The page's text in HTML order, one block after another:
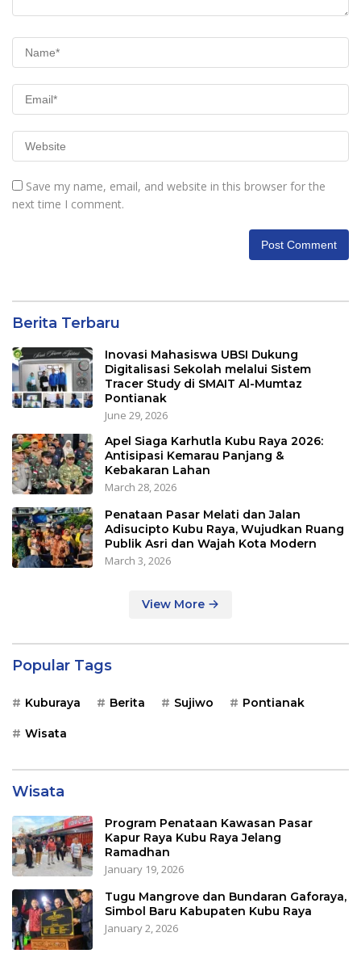
Save my name, email, and website in this browser for the
next time I comment.
Berita Terbaru
Inovasi Mahasiswa UBSI Dukung
Digitalisasi Sekolah melalui Sistem
Tracer Study di SMAIT Al-Mumtaz
Pontianak
June 29, 2026
Apel Siaga Karhutla Kubu Raya 2026:
Antisipasi Kemarau Panjang &
Kebakaran Lahan
March 28, 2026
Penataan Pasar Melati dan Jalan
Adisucipto Kubu Raya, Wujudkan Ruang
Publik Asri dan Wajah Kota Modern
March 3, 2026
View More
Popular Tags
Kuburaya Berita Sujiwo Pontianak
Wisata
Wisata
Program Penataan Kawasan Pasar
Kapur Raya Kubu Raya Jelang
Ramadhan
January 19, 2026
Tugu Mangrove dan Bundaran Gaforaya,
Simbol Baru Kabupaten Kubu Raya
January 2, 2026